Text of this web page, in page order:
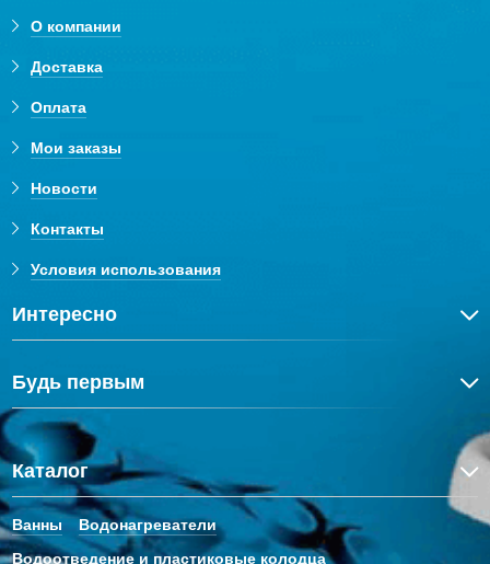
О компании
Доставка
Оплата
Мои заказы
Новости
Контакты
Условия использования
Интересно
Будь первым
Каталог
Ванны
Водонагреватели
Водоотведение и пластиковые колодца